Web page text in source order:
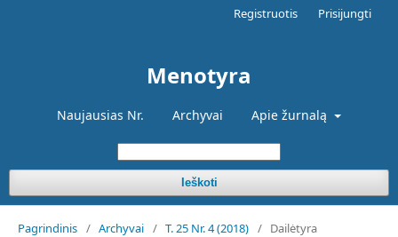
Menotyra
Naujausias Nr. Archyvai Apie žurnalą
Ieškoti
Registruotis Prisijungti
Pagrindinis / Archyvai / T. 25 Nr. 4 (2018) / Dailėtyra